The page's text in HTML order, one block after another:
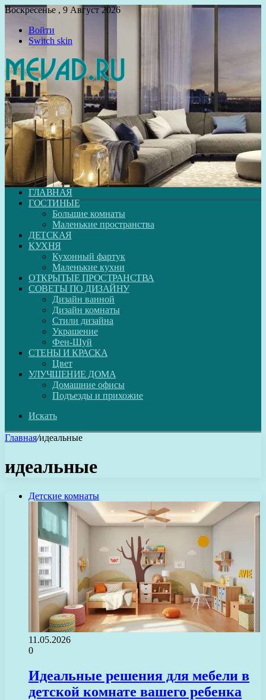
Воскресенье , 9 Август 2026
Войти
Switch skin
ГЛАВНАЯ
ГОСТИНЫЕ
Большие комнаты
Маленькие пространства
ДЕТСКАЯ
КУХНЯ
Кухонный фартук
Маленькие кухни
ОТКРЫТЫЕ ПРОСТРАНСТВА
СОВЕТЫ ПО ДИЗАЙНУ
Дизайн ванной
Дизайн комнаты
Стили дизайна
Украшение
Фен-Шуй
СТЕНЫ И КРАСКА
Цвет
УЛУЧШЕНИЕ ДОМА
Домашние офисы
Подъезды и прихожие
Искать
Главная/идеальные
идеальные
Детские комнаты
11.05.2026
0
Идеальные решения для мебели в
детской комнате вашего ребенка